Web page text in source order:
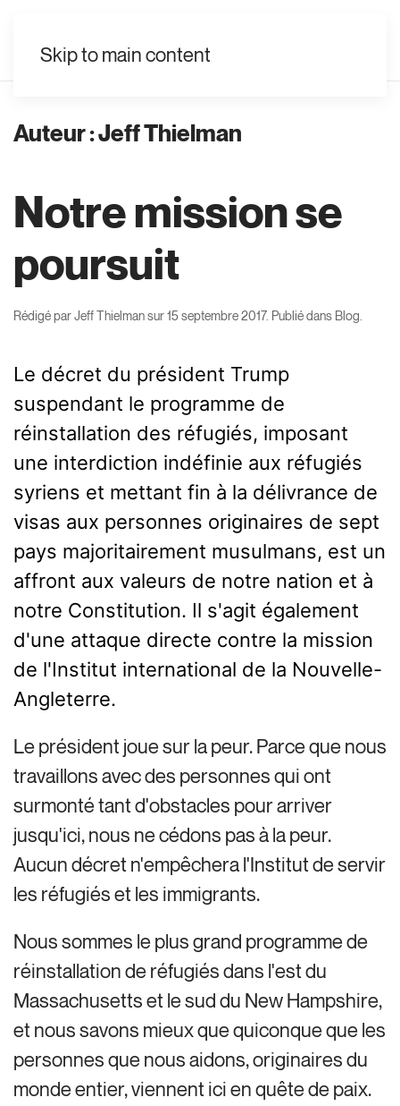
Skip to main content
Auteur :Jeff Thielman
Notre mission se
poursuit
Rédigé parJeff Thielmansur15 septembre 2017. Publié dans Blog
Le décret du président Trump
suspendant le programme de
réinstallation des réfugiés, imposant
une interdiction indéfinie aux réfugiés
syriens et mettant fin à la délivrance de
visas aux personnes originaires de sept
pays majoritairement musulmans, est un
affront aux valeurs de notre nation et à
notre Constitution. Il s'agit également
d'une attaque directe contre la mission
de l'Institut international de la Nouvelle-
Angleterre.
Le président joue sur la peur. Parce que nous
travaillons avec des personnes qui ont
surmonté tant d'obstacles pour arriver
jusqu'ici, nous ne cédons pas à la peur.
Aucun décret n'empêchera l'Institut de servir
les réfugiés et les immigrants.
Nous sommes le plus grand programme de
réinstallation de réfugiés dans l'est du
Massachusetts et le sud du New Hampshire,
et nous savons mieux que quiconque que les
personnes que nous aidons, originaires du
monde entier, viennent ici en quête de paix.